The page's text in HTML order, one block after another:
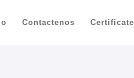
Contactenos Certificate